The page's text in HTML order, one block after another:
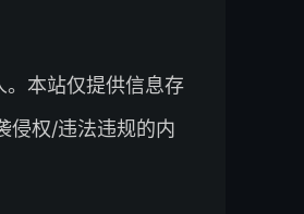
本站仅提供信息存
侵权/违法违规的内